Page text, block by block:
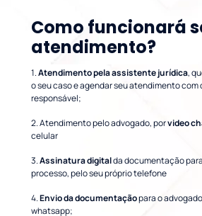
Como funcionará
atendimento?
1.Atendimento pela assistente jurídica,
o seu caso e agendar seu atendimento com
responsável;
2. Atendimento pelo advogado, porvideo
celular
3.Assinatura digitalda documentação
processo, pelo seu próprio telefone
4.Envio da documentaçãopara o
whatsapp;